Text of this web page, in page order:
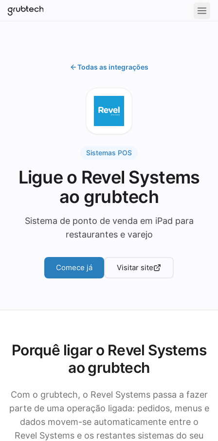
Todas as integrações
Sistemas POS
Ligue o Revel Systems
ao grubtech
Sistema de ponto de venda em iPad para
restaurantes e varejo
Comece já Visitar site
Porquê ligar o Revel Systems
ao grubtech
Com o grubtech, o Revel Systems passa a fazer
parte de uma operação ligada: pedidos, menus e
dados movem-se automaticamente entre o
Revel Systems e os restantes sistemas do seu